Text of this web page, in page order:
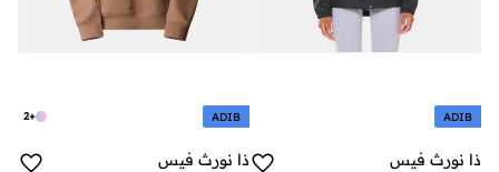
ADIB
ذا نورث فيس
+
2 ADIB
ذا نورث فيس